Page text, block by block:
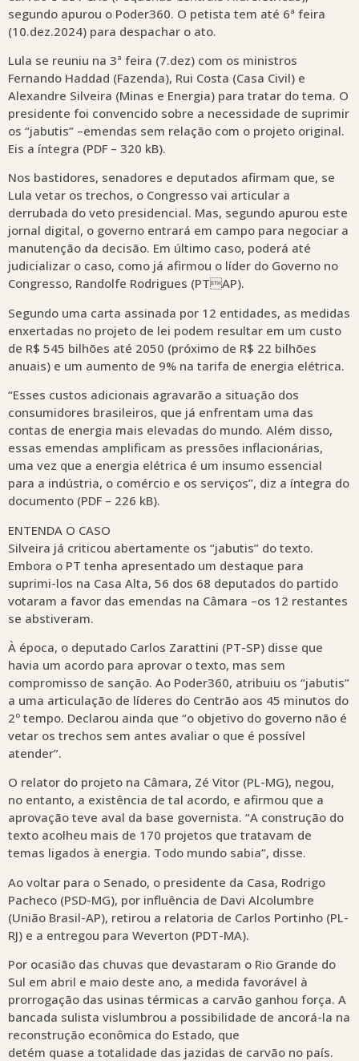
segundo apurou o Poder360. O petista tem até 6ª feira
(10.dez.2024) para despachar o ato.
Lula se reuniu na 3ª feira (7.dez) com os ministros
Fernando Haddad (Fazenda), Rui Costa (Casa Civil) e
Alexandre Silveira (Minas e Energia) para tratar do tema. O
presidente foi convencido sobre a necessidade de suprimir
os “jabutis” –emendas sem relação com o projeto original.
Eis a íntegra (PDF – 320 kB).
Nos bastidores, senadores e deputados afirmam que, se
Lula vetar os trechos, o Congresso vai articular a
derrubada do veto presidencial. Mas, segundo apurou este
jornal digital, o governo entrará em campo para negociar a
manutenção da decisão. Em último caso, poderá até
judicializar o caso, como já afirmou o líder do Governo no
Congresso, Randolfe Rodrigues (PTAP).
Segundo uma carta assinada por 12 entidades, as medidas
enxertadas no projeto de lei podem resultar em um custo
de R$ 545 bilhões até 2050 (próximo de R$ 22 bilhões
anuais) e um aumento de 9% na tarifa de energia elétrica.
“Esses custos adicionais agravarão a situação dos
consumidores brasileiros, que já enfrentam uma das
contas de energia mais elevadas do mundo. Além disso,
essas emendas amplificam as pressões inflacionárias,
uma vez que a energia elétrica é um insumo essencial
para a indústria, o comércio e os serviços”, diz a íntegra do
documento (PDF – 226 kB).
ENTENDA O CASO
Silveira já criticou abertamente os “jabutis” do texto.
Embora o PT tenha apresentado um destaque para
suprimi-los na Casa Alta, 56 dos 68 deputados do partido
votaram a favor das emendas na Câmara –os 12 restantes
se abstiveram.
À época, o deputado Carlos Zarattini (PT-SP) disse que
havia um acordo para aprovar o texto, mas sem
compromisso de sanção. Ao Poder360, atribuiu os “jabutis”
a uma articulação de líderes do Centrão aos 45 minutos do
2º tempo. Declarou ainda que “o objetivo do governo não é
vetar os trechos sem antes avaliar o que é possível
atender”.
O relator do projeto na Câmara, Zé Vitor (PL-MG), negou,
no entanto, a existência de tal acordo, e afirmou que a
aprovação teve aval da base governista. “A construção do
texto acolheu mais de 170 projetos que tratavam de
temas ligados à energia. Todo mundo sabia”, disse.
Ao voltar para o Senado, o presidente da Casa, Rodrigo
Pacheco (PSD-MG), por influência de Davi Alcolumbre
(União Brasil-AP), retirou a relatoria de Carlos Portinho (PL-
RJ) e a entregou para Weverton (PDT-MA).
Por ocasião das chuvas que devastaram o Rio Grande do
Sul em abril e maio deste ano, a medida favorável à
prorrogação das usinas térmicas a carvão ganhou força. A
bancada sulista vislumbrou a possibilidade de ancorá-la na
reconstrução econômica do Estado, que
detém quase a totalidade das jazidas de carvão no país.